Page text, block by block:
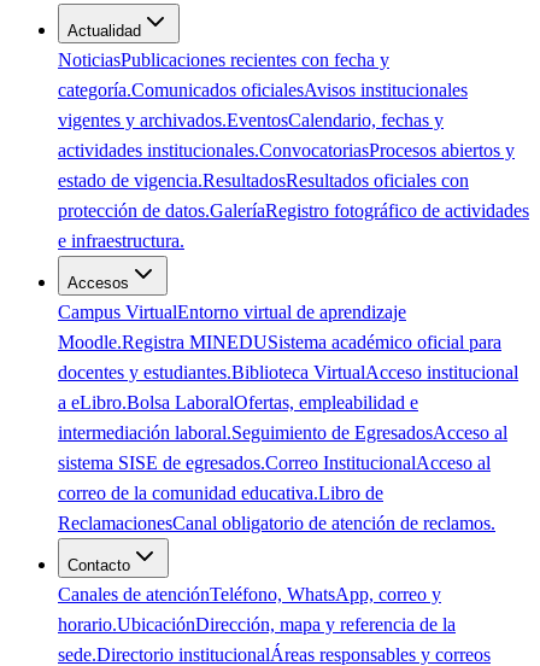
Actualidad
NoticiasPublicaciones recientes con fecha y
categoría.Comunicados oficialesAvisos institucionales
vigentes y archivados.EventosCalendario, fechas y
actividades institucionales.ConvocatoriasProcesos abiertos y
estado de vigencia.ResultadosResultados oficiales con
protección de datos.GaleríaRegistro fotográfico de actividades
e infraestructura.
Accesos
Campus VirtualEntorno virtual de aprendizaje
Moodle.Registra MINEDUSistema académico oficial para
docentes y estudiantes.Biblioteca VirtualAcceso institucional
a eLibro.Bolsa LaboralOfertas, empleabilidad e
intermediación laboral.Seguimiento de EgresadosAcceso al
sistema SISE de egresados.Correo InstitucionalAcceso al
correo de la comunidad educativa.Libro de
ReclamacionesCanal obligatorio de atención de reclamos.
Contacto
Canales de atenciónTeléfono, WhatsApp, correo y
horario.UbicaciónDirección, mapa y referencia de la
sede.Directorio institucionalÁreas responsables y correos